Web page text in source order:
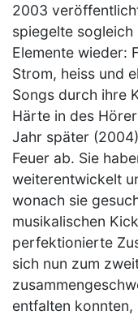
2003
spiegelte
Elemente wieder:
Strom, heiss und
Songs durch ihre
Härte in des
Jahr später
Feuer ab. Sie
weiterentwickelt
wonach sie
musikalischen
perfektionierte
sich nun zum
entfalten